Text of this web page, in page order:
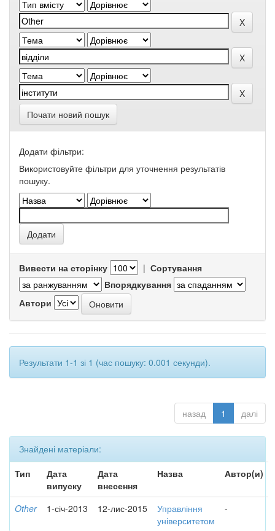
Почати новий пошук
Додати фільтри:
Використовуйте фільтри для уточнення результатів
пошуку.
Вивести на сторінку | Сортування
Впорядкування
Автори
Результати 1-1 зі 1 (час пошуку: 0.001 секунди).
назад 1 далі
Знайдені матеріали:
Тип
Дата
випуску
Дата
внесення
Назва Автор(и)
Other 1-січ-2013 12-лис-2015
Управління
університетом
-